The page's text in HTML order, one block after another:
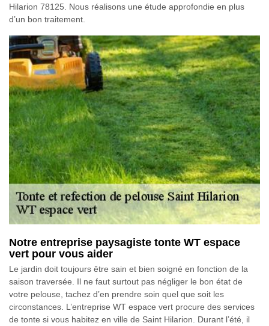
Hilarion 78125. Nous réalisons une étude approfondie en plus
d’un bon traitement.
Notre entreprise paysagiste tonte WT espace
vert pour vous aider
Le jardin doit toujours être sain et bien soigné en fonction de la
saison traversée. Il ne faut surtout pas négliger le bon état de
votre pelouse, tachez d’en prendre soin quel que soit les
circonstances. L’entreprise WT espace vert procure des services
de tonte si vous habitez en ville de Saint Hilarion. Durant l’été, il